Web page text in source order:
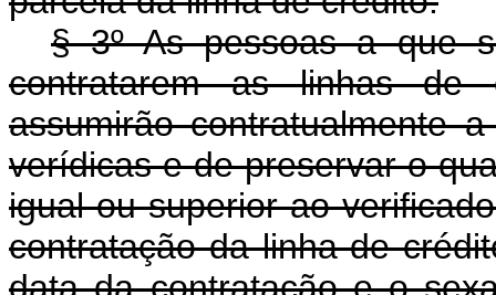
§ 3º As pessoas a que
contratarem as linhas de
assumirão contratualmente
verídicas e de preservar o
igual ou superior ao
contratação da linha de